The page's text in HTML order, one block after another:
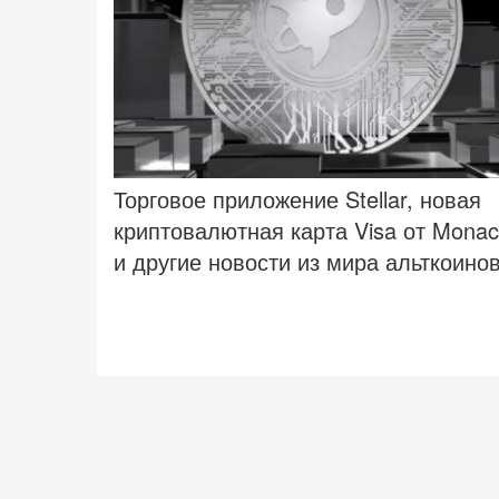
Торговое приложение Stellar, новая
криптовалютная карта Visa от
и другие новости из мира